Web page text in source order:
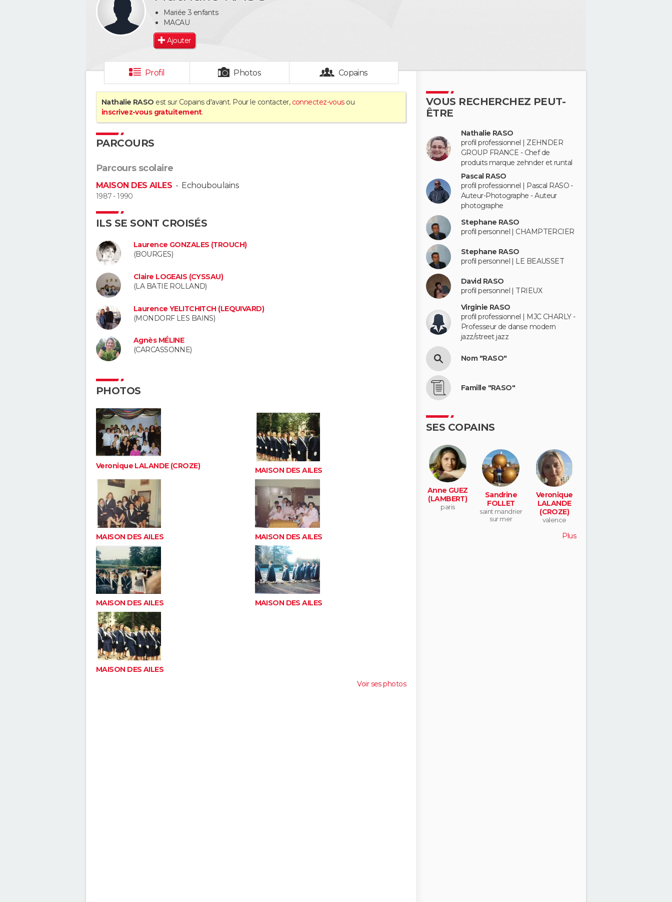
Mariée 3 enfants
MACAU
Ajouter
Profil Photos Copains
Nathalie RASO est sur Copains d'avant. Pour le contacter, connectez-vousou
inscrivez-vous gratuitement.
PARCOURS
Parcours scolaire
MAISON DES AILES - Echouboulains
1987 - 1990
ILS SE SONT CROISÉS
Laurence GONZALES (TROUCH)
(BOURGES)
Claire LOGEAIS (CYSSAU)
(LA BATIE ROLLAND)
Laurence YELITCHITCH (LEQUIVARD)
(MONDORF LES BAINS)
Agnès MÉLINE
(CARCASSONNE)
PHOTOS
Veronique LALANDE (CROZE) MAISON DES AILES
MAISON DES AILES MAISON DES AILES
MAISON DES AILES MAISON DES AILES
MAISON DES AILES
Voir ses photos
VOUS RECHERCHEZ PEUT-
ÊTRE
Nathalie RASO
profil professionnel | ZEHNDER
GROUP FRANCE - Chef de
produits marque zehnder et runtal
Pascal RASO
profil professionnel | Pascal RASO -
Auteur-Photographe - Auteur
photographe
Stephane RASO
profil personnel | CHAMPTERCIER
Stephane RASO
profil personnel | LE BEAUSSET
David RASO
profil personnel | TRIEUX
Virginie RASO
profil professionnel | MJC CHARLY -
Professeur de danse modern
jazz/street jazz
Nom "RASO"
Famille "RASO"
SES COPAINS
Anne GUEZ
(LAMBERT)
paris
Sandrine
FOLLET
saint mandrier
sur mer
Veronique
LALANDE
(CROZE)
valence
Plus